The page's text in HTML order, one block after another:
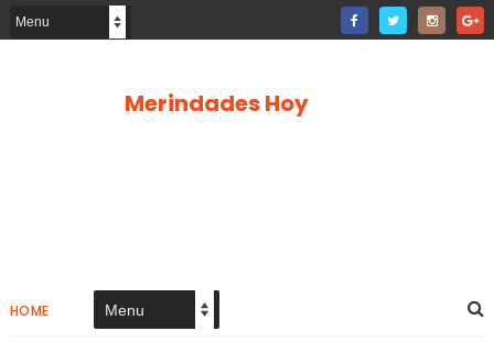
Merindades Hoy
HOME